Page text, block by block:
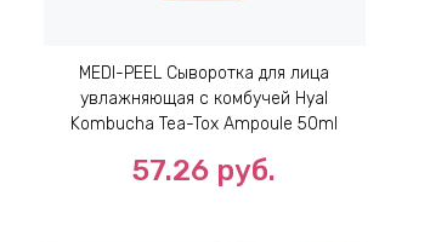
MEDI-PEEL Сыворотка для лица
увлажняющая с комбучей Hyal
Kombucha Tea-Tox Ampoule 50ml
57.26 руб.